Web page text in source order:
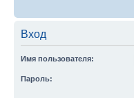
Вход
Имя пользователя:
Пароль: